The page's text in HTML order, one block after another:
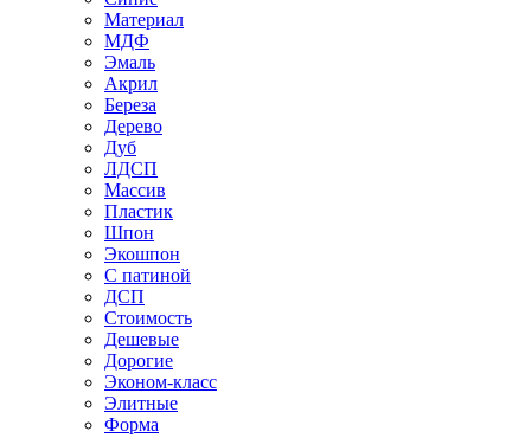
Материал
МДФ
Эмаль
Акрил
Береза
Дерево
Дуб
ЛДСП
Массив
Пластик
Шпон
Экошпон
С патиной
ДСП
Стоимость
Дешевые
Дорогие
Эконом-класс
Элитные
Форма